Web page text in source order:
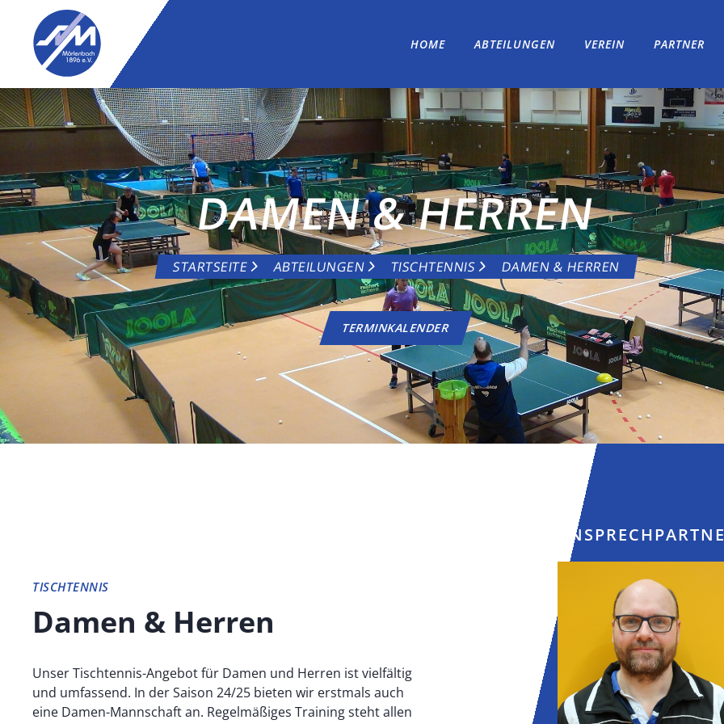
HOME ABTEILUNGEN VEREIN PARTNER
DAMEN & HERREN
STARTSEITE ABTEILUNGEN TISCHTENNIS DAMEN & HERREN
TERMINKALENDER
TISCHTENNIS
Damen & Herren
Unser Tischtennis-Angebot für Damen und Herren ist vielfältig
und umfassend. In der Saison 24/25 bieten wir erstmals auch
eine Damen-Mannschaft an. Regelmäßiges Training steht allen